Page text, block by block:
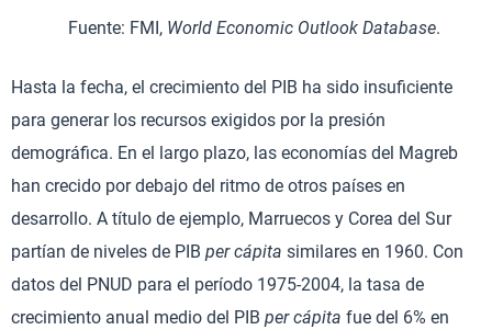
Fuente: FMI, World Economic Outlook Database.
Hasta la fecha, el crecimiento del PIB ha sido insuficiente
para generar los recursos exigidos por la presión
demográfica. En el largo plazo, las economías del Magreb
han crecido por debajo del ritmo de otros países en
desarrollo. A título de ejemplo, Marruecos y Corea del Sur
partían de niveles de PIB per cápita similares en 1960. Con
datos del PNUD para el período 1975-2004, la tasa de
crecimiento anual medio del PIB per cápita fue del 6% en